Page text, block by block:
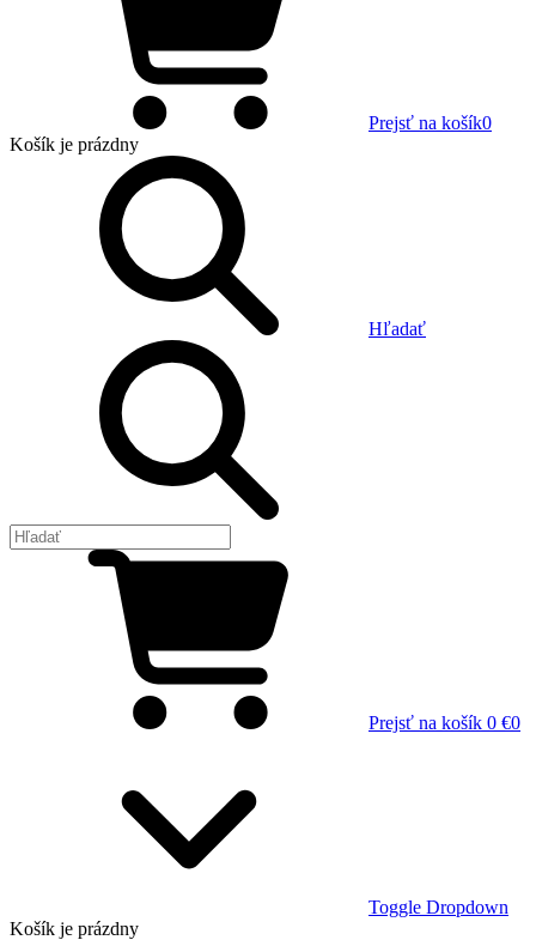
Prejsť na košík0
Košík je prázdny
Hľadať
Prejsť na košík 0 €0
Toggle Dropdown
Košík je prázdny